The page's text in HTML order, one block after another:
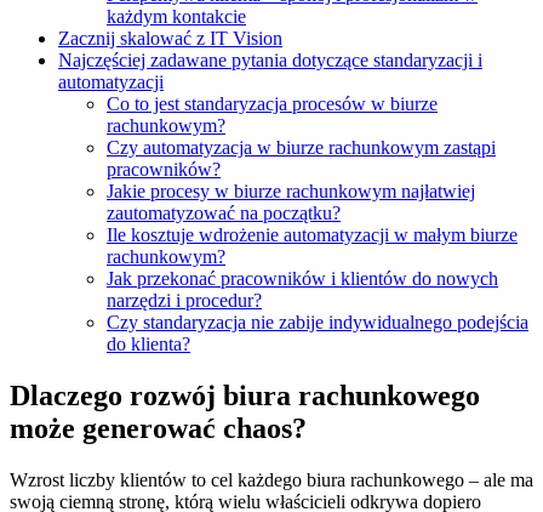
każdym kontakcie
Zacznij skalować z IT Vision
Najczęściej zadawane pytania dotyczące standaryzacji i
automatyzacji
Co to jest standaryzacja procesów w biurze
rachunkowym?
Czy automatyzacja w biurze rachunkowym zastąpi
pracowników?
Jakie procesy w biurze rachunkowym najłatwiej
zautomatyzować na początku?
Ile kosztuje wdrożenie automatyzacji w małym biurze
rachunkowym?
Jak przekonać pracowników i klientów do nowych
narzędzi i procedur?
Czy standaryzacja nie zabije indywidualnego podejścia
do klienta?
Dlaczego rozwój biura rachunkowego
może generować chaos?
Wzrost liczby klientów to cel każdego biura rachunkowego – ale ma
swoją ciemną stronę, którą wielu właścicieli odkrywa dopiero